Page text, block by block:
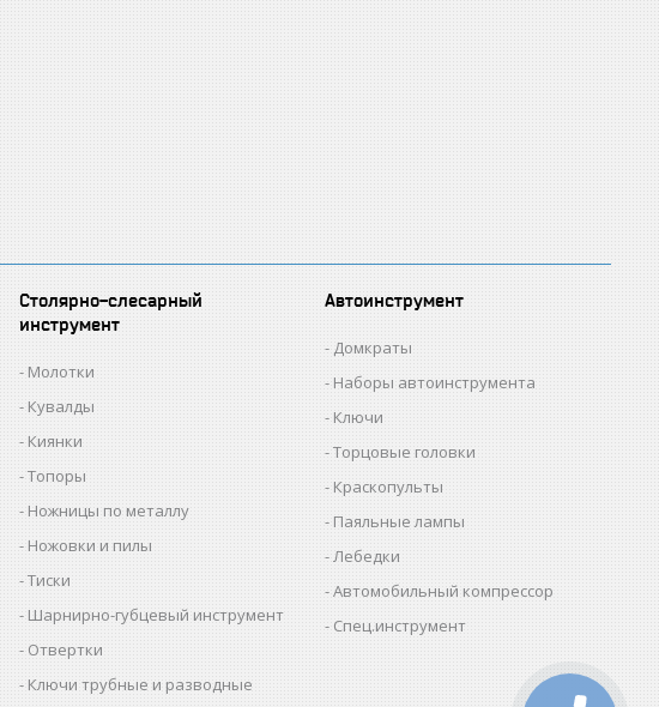
Столярно-слесарный
инструмент
Молотки
Кувалды
Киянки
Топоры
Ножницы по металлу
Ножовки и пилы
Тиски
Шарнирно-губцевый инструмент
Отвертки
Ключи трубные и разводные
Автоинструмент
Домкраты
Наборы автоинструмента
Ключи
Торцовые головки
Краскопульты
Паяльные лампы
Лебедки
Автомобильный компрессор
Спец.инструмент